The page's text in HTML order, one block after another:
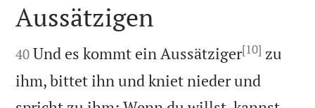

Aussätzigen

40 Und es kommt ein Aussätziger[10] zu
ihm, bittet ihn und kniet nieder und